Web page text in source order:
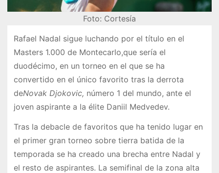
Foto: Cortesía
Rafael Nadal sigue luchando por el título en el
Masters 1.000 de Montecarlo,que sería el
duodécimo, en un torneo en el que se ha
convertido en el único favorito tras la derrota
deNovak Djokovic, número 1 del mundo, ante el
joven aspirante a la élite Daniil Medvedev.
Tras la debacle de favoritos que ha tenido lugar en
el primer gran torneo sobre tierra batida de la
temporada se ha creado una brecha entre Nadal y
el resto de aspirantes. La semifinal de la zona alta